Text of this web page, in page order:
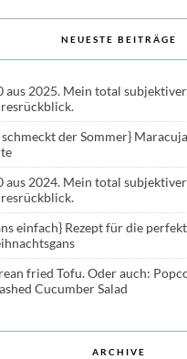
NEUESTE BEITRÄGE
aus 2025. Mein total subjektiver
schmeckt der Sommer}
aus 2024. Mein total subjektiver
einfach} Rezept für die
fried Tofu. Oder auch:
Cucumber Salad
ARCHIVE